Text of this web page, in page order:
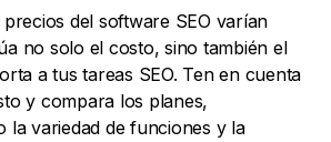
precios del software SEO varían
no solo el costo, sino también el
a tus tareas SEO. Ten en cuenta
y compara los planes,
la variedad de funciones y la